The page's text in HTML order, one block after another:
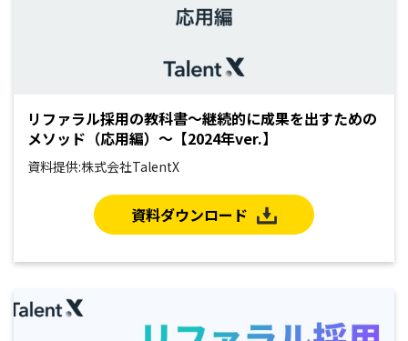
リファラル採用の教科書～継続的に成果を出すための
メソッド（応用編）～【2024年ver.】
資料提供:株式会社TalentX
資料ダウンロード